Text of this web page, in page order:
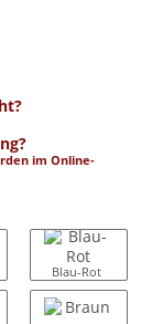
im Online-
Blau-Rot